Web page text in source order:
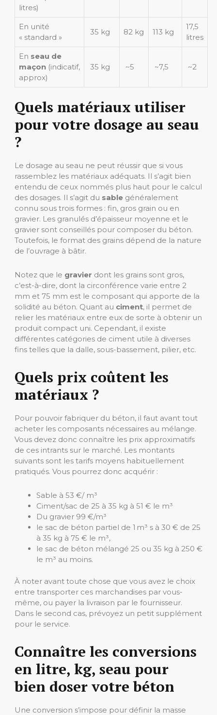
litres)
En unité
« standard »
35 kg 82 kg 113 kg
17,5
litres
En seau de
maçon (indicatif,
approx)
35 kg ~5 ~7,5 ~2
Quels matériaux utiliser
pour votre dosage au seau
?
Le dosage au seau ne peut réussir que si vous
rassemblez les matériaux adéquats. Il s’agit bien
entendu de ceux nommés plus haut pour le calcul
des dosages. Il s’agit du sable généralement
connu sous trois formes : fin, gros grain ou en
gravier. Les granulés d’épaisseur moyenne et le
gravier sont conseillés pour composer du béton.
Toutefois, le format des grains dépend de la nature
de l’ouvrage à bâtir.
Notez que le gravier dont les grains sont gros,
c’est-à-dire, dont la circonférence varie entre 2
mm et 75 mm est le composant qui apporte de la
solidité au béton. Quant au ciment, il permet de
relier les matériaux entre eux de sorte à obtenir un
produit compact uni. Cependant, il existe
différentes catégories de ciment utile à diverses
fins telles que la dalle, sous-bassement, pilier, etc.
Quels prix coûtent les
matériaux ?
Pour pouvoir fabriquer du béton, il faut avant tout
acheter les composants nécessaires au mélange.
Vous devez donc connaître les prix approximatifs
de ces intrants sur le marché. Les montants
suivants sont les tarifs moyens habituellement
pratiqués. Vous pourrez donc acquérir :
Sable à 53 €/ m³
Ciment/sac de 25 à 35 kg à 51 € le m³
Du gravier 99 €/m³
le sac de béton partiel de 1 m³ s à 30 € de 25
à 35 kg à 75 € le m³,
le sac de béton mélangé 25 ou 35 kg à 250 €
le m³ au moins.
À noter avant toute chose que vous avez le choix
entre transporter ces marchandises par vous-
même, ou payer la livraison par le fournisseur.
Dans le second cas, prévoyez un petit supplément
pour le service.
Connaître les conversions
en litre, kg, seau pour
bien doser votre béton
Une conversion s’impose pour définir la masse